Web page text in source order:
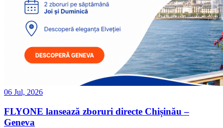
06 Jul, 2026
FLYONE lansează zboruri directe Chișinău –
Geneva